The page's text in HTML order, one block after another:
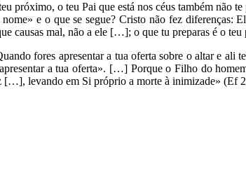
próximo, o teu Pai que está nos céus também não
e o que se segue? Cristo não fez diferenças:
causas mal, não a ele […]; o que tu preparas é o
fores apresentar a tua oferta sobre o altar e
a tua oferta». […] Porque o Filho do
[…], levando em Si próprio a morte à